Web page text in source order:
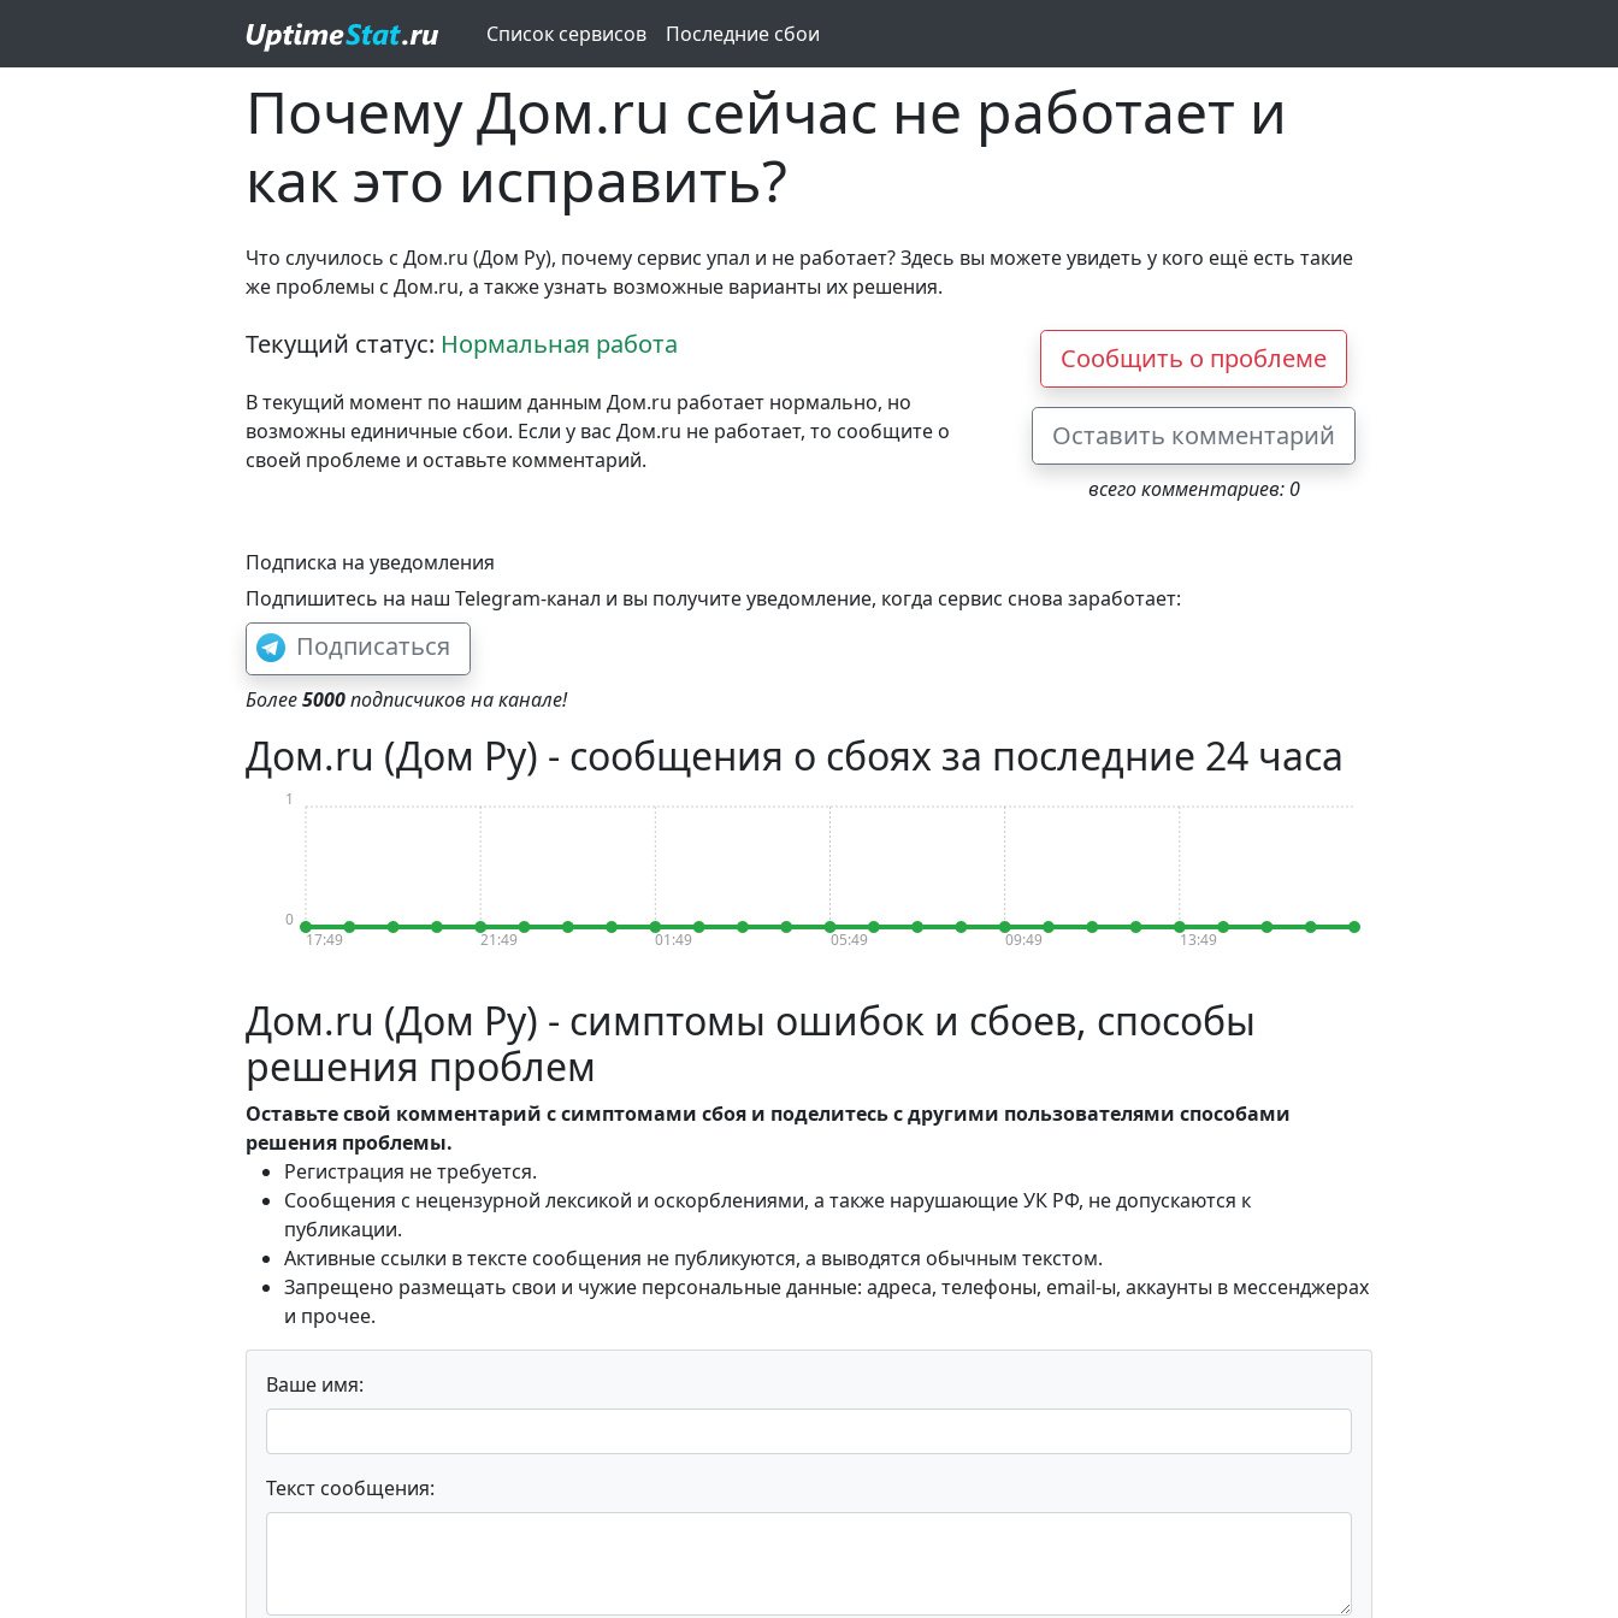
Список сервисов Последние сбои
Почему Дом.ru сейчас не работает и
как это исправить?
Что случилось с Дом.ru (Дом Ру), почему сервис упал и не работает? Здесь вы можете увидеть у кого ещё есть такие
же проблемы с Дом.ru, а также узнать возможные варианты их решения.
Текущий статус: Нормальная работа
В текущий момент по нашим данным Дом.ru работает нормально, но
возможны единичные сбои. Если у вас Дом.ru не работает, то сообщите о
своей проблеме и оставьте комментарий.
Сообщить о проблеме
Оставить комментарий
всего комментариев: 0
Подписка на уведомления
Подпишитесь на наш Telegram-канал и вы получите уведомление, когда сервис снова заработает:
Подписаться
Более5000подписчиков на канале!
Дом.ru (Дом Ру) - сообщения о сбоях за последние 24 часа
17:49 21:49 01:49 05:49 09:49 13:49
0
1
Дом.ru (Дом Ру) - симптомы ошибок и сбоев, способы
решения проблем
Оставьте свой комментарий с симптомами сбоя и поделитесь с другими пользователями способами
решения проблемы.
Регистрация не требуется.
Сообщения с нецензурной лексикой и оскорблениями, а также нарушающие УК РФ, не допускаются к
публикации.
Активные ссылки в тексте сообщения не публикуются, а выводятся обычным текстом.
Запрещено размещать свои и чужие персональные данные: адреса, телефоны, email-ы, аккаунты в мессенджерах
и прочее.
Ваше имя:
Текст сообщения: